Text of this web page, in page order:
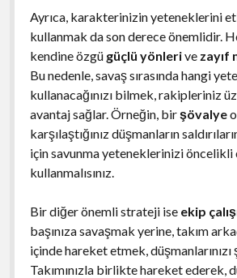
Ayrıca, karakterinizin yeteneklerini
kullanmak da son derece önemlidir.
kendine özgü güçlü yönlerive zayıf
Bu nedenle, savaş sırasında hangi
kullanacağınızı bilmek, rakipleriniz
avantaj sağlar. Örneğin, birşövalye
karşılaştığınız düşmanların
için savunma yeteneklerinizi öncelikli
kullanmalısınız.
Bir diğer önemli strateji ise ekip
başınıza savaşmak yerine, takım
içinde hareket etmek, düşmanlarınızı
Takımınızla birlikte hareket ederek,